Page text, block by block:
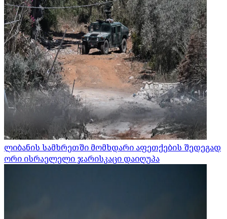
ლიბანის სამხრეთში მომხდარი აფეთქების შედეგად
ორი ისრაელელი ჯარისკაცი დაიღუპა